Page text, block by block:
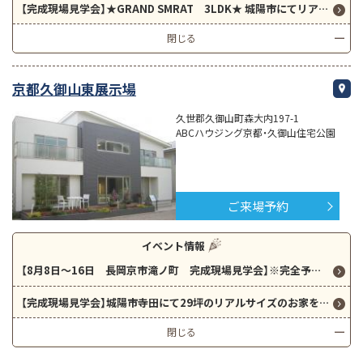
【完成現場見学会】★GRAND SMRAT 3LDK★ 城陽市にてリアルサイズのお家を見学できます！実際に家具や家電も配置済です！！
閉じる
京都久御山東展示場
久世郡久御山町森大内197-1
ABCハウジング京都・久御山住宅公園
ご来場予約
イベント情報
【8月8日～16日 長岡京市滝ノ町 完成現場見学会】※完全予約制 約33坪・4LDKの「GRAND SMART」の現場見学会に是非ご参加下さい！
【完成現場見学会】城陽市寺田にて29坪のリアルサイズのお家を見学できます！
閉じる